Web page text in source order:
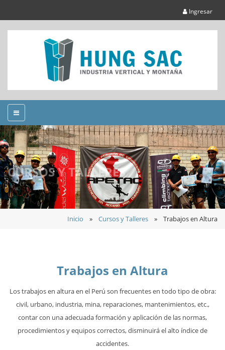
Ingresar
CURSOS Y TALLERES
Inicio » Cursos y Talleres » Trabajos en Altura
Trabajos en Altura
Los trabajos en altura en el Perú son frecuentes en todo tipo de obra:
civil, urbano, industria, mina, reparaciones, mantenimientos, etc.,
contar con una adecuada formación y aplicación de las normas,
procedimientos y equipos correctos, disminuirá el alto índice de
accidentes.